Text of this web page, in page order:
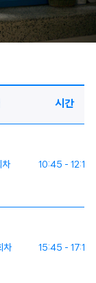
시간
차 10:45 - 12:17
차 15:45 - 17:17